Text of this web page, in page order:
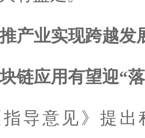
产业实现跨越发
应用有望迎“落
意见》提出